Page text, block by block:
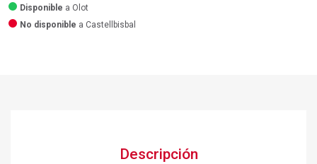
Disponible a Olot
No disponible a Castellbisbal
Descripción